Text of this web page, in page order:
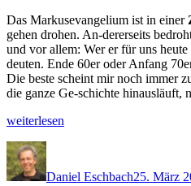
Das Marku­se­van­geli­um ist in ein­er
gehen dro­hen. An-der­er­seits
und vor allem: Wer er für uns
deuten. Ende 60er oder Anfang
Die beste scheint mir noch immer
die ganze Ge-schichte hin­aus­läuft,
„GASTBEITRAG:
ist
jet­
zt nahe“
weit­er­lesen
Autor
Daniel Eschbach25. März